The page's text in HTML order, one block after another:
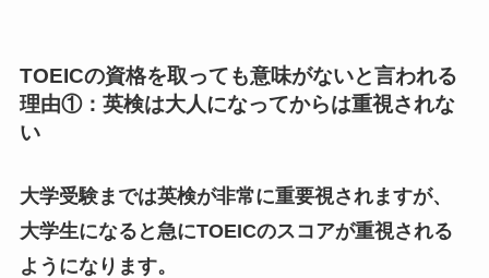
TOEICの資格を取っても意味がないと言われる
理由①：英検は大人になってからは重視されな
い
大学受験までは英検が非常に重要視されますが、
大学生になると急にTOEICのスコアが重視される
ようになります。